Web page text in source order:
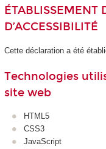
ÉTABLISSEMENT
D’ACCESSIBILITÉ
Cette déclaration a été
Technologies
site web
HTML5
CSS3
JavaScript